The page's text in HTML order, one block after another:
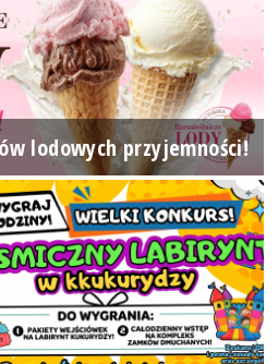
lodowych przyjemności!